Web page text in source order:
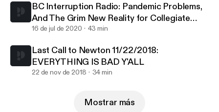
BC Interruption Radio: Pandemic Problems,
And The Grim New Reality for Collegiate
Athletics
16 de jul de 2020 43 min
Last Call to Newton 11/22/2018:
EVERYTHING IS BAD Y'ALL
22 de nov de 2018 34 min
Mostrar más